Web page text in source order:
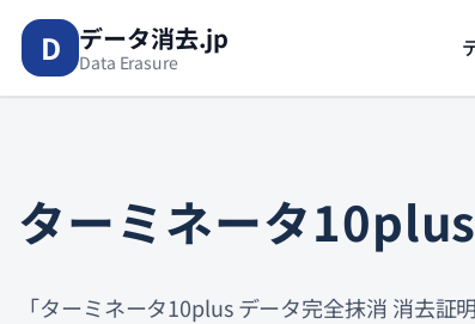
D データ消去.jp
Data Erasure
ターミネータ
「ターミネータ10plus データ完全抹消 消去